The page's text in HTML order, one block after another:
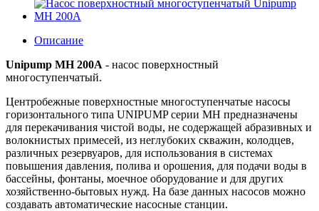
Описание
Unipump MH 200A - насос поверхностный
многоступенчатый.
Центробежные поверхностные многоступенчатые насосы
горизонтального типа UNIPUMP серии MH предназначены
для перекачивания чистой воды, не содержащей абразивных и
волокнистых примесей, из неглубоких скважин, колодцев,
различных резервуаров, для использования в системах
повышения давления, полива и орошения, для подачи воды в
бассейны, фонтаны, моечное оборудование и для других
хозяйственно-бытовых нужд. На базе данных насосов можно
создавать автоматические насосные станции.